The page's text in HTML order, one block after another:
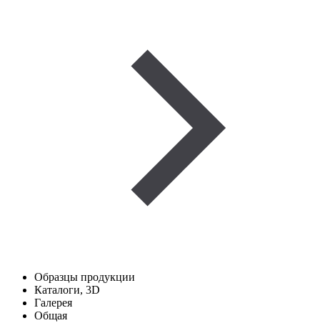
Образцы продукции
Каталоги, 3D
Галерея
Общая